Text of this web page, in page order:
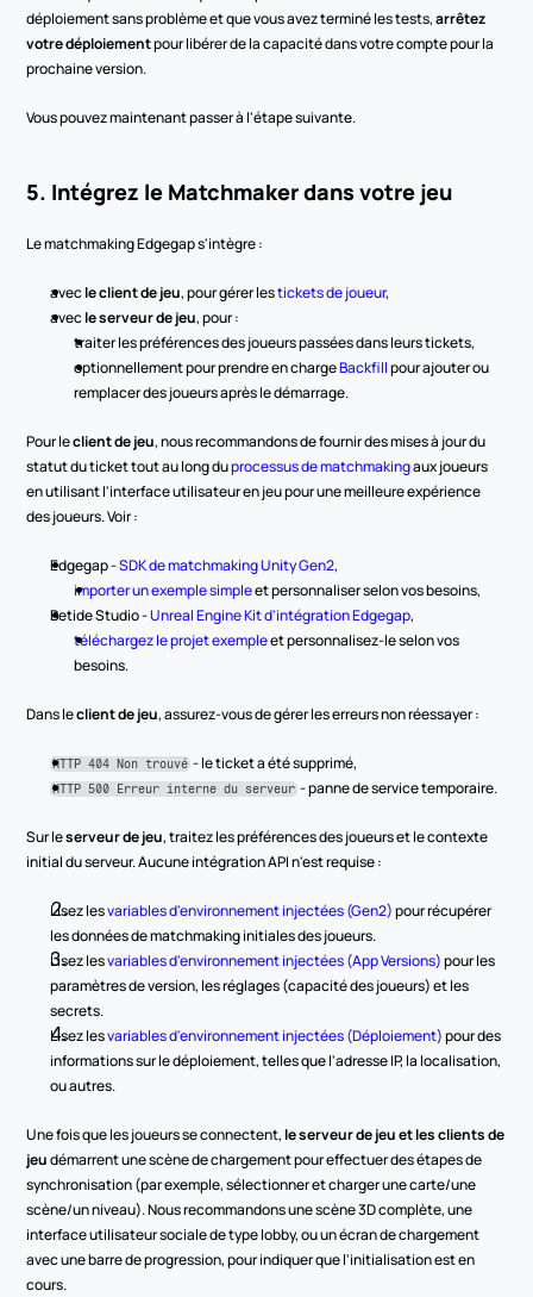
déploiement sans problème et que vous avez terminé les tests, arrêtez
votre déploiement pour libérer de la capacité dans votre compte pour la
prochaine version.
Vous pouvez maintenant passer à l'étape suivante.
5. Intégrez le Matchmaker dans votre jeu
Le matchmaking Edgegap s'intègre :
avec le client de jeu, pour gérer les tickets de joueur,
avec le serveur de jeu, pour :
traiter les préférences des joueurs passées dans leurs tickets,
optionnellement pour prendre en charge Backfill pour ajouter ou
remplacer des joueurs après le démarrage.
Pour le client de jeu, nous recommandons de fournir des mises à jour du
statut du ticket tout au long du processus de matchmaking aux joueurs
en utilisant l'interface utilisateur en jeu pour une meilleure expérience
des joueurs. Voir :
Edgegap - SDK de matchmaking Unity Gen2,
importer un exemple simple et personnaliser selon vos besoins,
Betide Studio - Unreal Engine Kit d'intégration Edgegap,
téléchargez le projet exemple et personnalisez-le selon vos
besoins.
Dans le client de jeu, assurez-vous de gérer les erreurs non réessayer :
HTTP 404 Non trouvé - le ticket a été supprimé,
HTTP 500 Erreur interne du serveur - panne de service temporaire.
Sur le serveur de jeu, traitez les préférences des joueurs et le contexte
initial du serveur. Aucune intégration API n'est requise :
Lisez les variables d'environnement injectées (Gen2) pour récupérer
les données de matchmaking initiales des joueurs.
Lisez les variables d'environnement injectées (App Versions) pour les
paramètres de version, les réglages (capacité des joueurs) et les
secrets.
Lisez les variables d'environnement injectées (Déploiement) pour des
informations sur le déploiement, telles que l'adresse IP, la localisation,
ou autres.
Une fois que les joueurs se connectent, le serveur de jeu et les clients de
jeu démarrent une scène de chargement pour effectuer des étapes de
synchronisation (par exemple, sélectionner et charger une carte/une
scène/un niveau). Nous recommandons une scène 3D complète, une
interface utilisateur sociale de type lobby, ou un écran de chargement
avec une barre de progression, pour indiquer que l'initialisation est en
cours.